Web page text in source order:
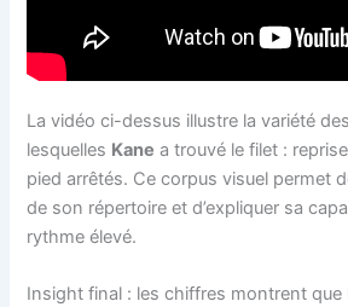
La vidéo ci-dessus illustre la variété
lesquelles Kane a trouvé le filet :
pied arrêtés. Ce corpus visuel permet
de son répertoire et d’expliquer sa
rythme élevé.
Insight final : les chiffres montrent que